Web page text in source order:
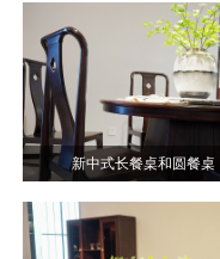
新中式长餐桌和圆餐桌